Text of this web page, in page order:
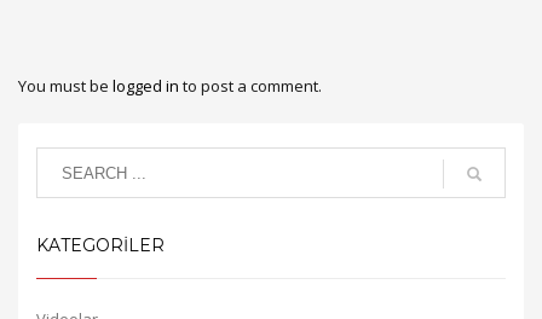
You must be logged in to post a comment.
KATEGORİLER